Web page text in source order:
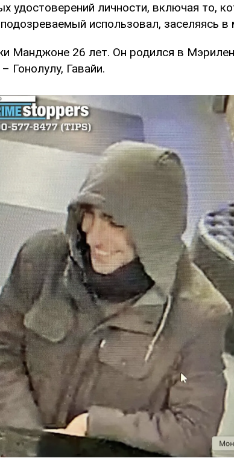
удостоверений личности, включая то,
использовал, заселяясь в
Манджоне 26 лет. Он родился в
Гонолулу, Гавайи.